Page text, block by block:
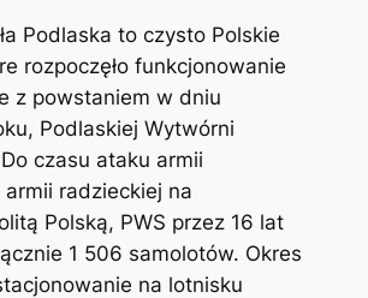
Podlaska to czysto Polskie
rozpoczęło funkcjonowanie
z powstaniem w dniu
Podlaskiej Wytwórni
czasu ataku armii
armii radzieckiej na
Polską, PWS przez 16 lat
1 506 samolotów. Okres
na lotnisku